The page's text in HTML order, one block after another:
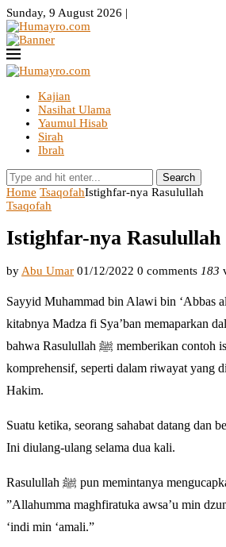
Sunday, 9 August 2026 |
Kajian
Nasihat Ulama
Yaumul Hisab
Sirah
Ibrah
Search
Home TsaqofahIstighfar-nya Rasulullah
Tsaqofah
Istighfar-nya Rasulullah
by Abu Umar 01/12/2022 0 comments 183
Sayyid Muhammad bin Alawi bin ‘Abbas
kitabnya Madza fi Sya’ban memaparkan
bahwa Rasulullah ﷺ memberikan contoh istighfar yang
komprehensif, seperti dalam riwayat yang
Hakim.
Suatu ketika, seorang sahabat datang dan
Ini diulang-ulang selama dua kali.
Rasulullah ﷺ pun memintanya mengucapkan kalimat istighfar,
”Allahumma maghfiratuka awsa’u min
‘indi min ‘amali.”